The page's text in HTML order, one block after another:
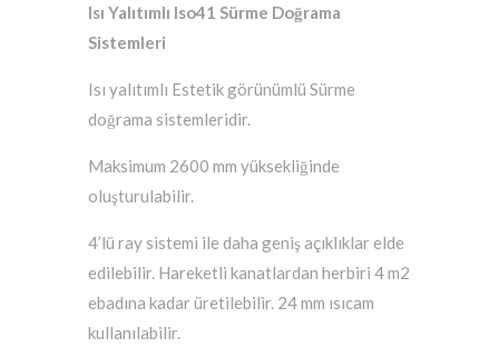
Isı Yalıtımlı Iso41 Sürme Doğrama
Sistemleri
Isı yalıtımlı Estetik görünümlü Sürme
doğrama sistemleridir.
Maksimum 2600 mm yüksekliğinde
oluşturulabilir.
4’lü ray sistemi ile daha geniş açıklıklar elde
edilebilir. Hareketli kanatlardan herbiri 4 m2
ebadına kadar üretilebilir. 24 mm ısıcam
kullanılabilir.